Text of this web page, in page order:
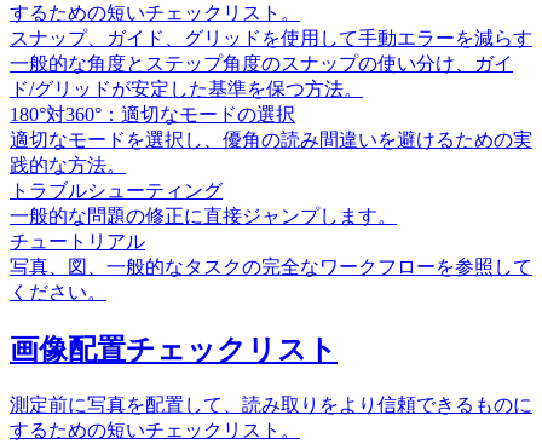
するための短いチェックリスト。
スナップ、ガイド、グリッドを使用して手動エラーを減らす
一般的な角度とステップ角度のスナップの使い分け、ガイ
ド/グリッドが安定した基準を保つ方法。
180°対360°：適切なモードの選択
適切なモードを選択し、優角の読み間違いを避けるための実
践的な方法。
トラブルシューティング
一般的な問題の修正に直接ジャンプします。
チュートリアル
写真、図、一般的なタスクの完全なワークフローを参照して
ください。
画像配置チェックリスト
測定前に写真を配置して、読み取りをより信頼できるものに
するための短いチェックリスト。